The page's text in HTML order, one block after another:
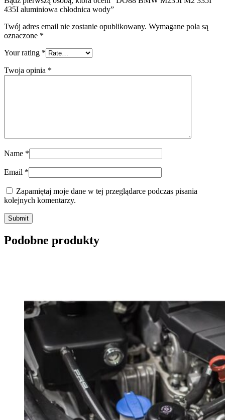
435I aluminiowa chłodnica wody”
Twój adres email nie zostanie opublikowany. Wymagane pola są
oznaczone *
Your rating *
Twoja opinia *
Name *
Email *
Zapamiętaj moje dane w tej przeglądarce podczas pisania
kolejnych komentarzy.
Submit
Podobne produkty